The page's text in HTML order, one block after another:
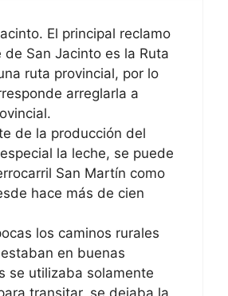
El principal reclamo
de San Jacinto es la Ruta
ruta provincial, por lo
arreglarla a
de la producción del
la leche, se puede
San Martín como
hace más de cien
los caminos rurales
en buenas
se utilizaba solamente